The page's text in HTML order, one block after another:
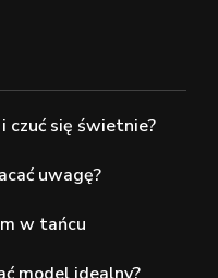
czuć się świetnie?
uwagę?
w tańcu